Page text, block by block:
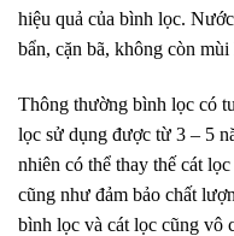
hiệu quả của bình lọc.
bẩn, cặn bã, không còn
Thông thường bình lọc có
lọc sử dụng được từ 3 – 5
nhiên có thể thay thế cát
cũng như đảm bảo chất
bình lọc và cát lọc cũng vô